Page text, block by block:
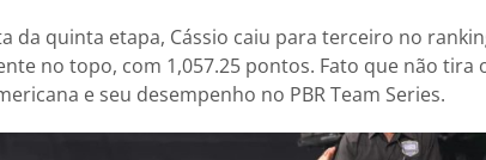
da quinta etapa, Cássio caiu para terceiro no
no topo, com 1,057.25 pontos. Fato que não tira
e seu desempenho no PBR Team Series.